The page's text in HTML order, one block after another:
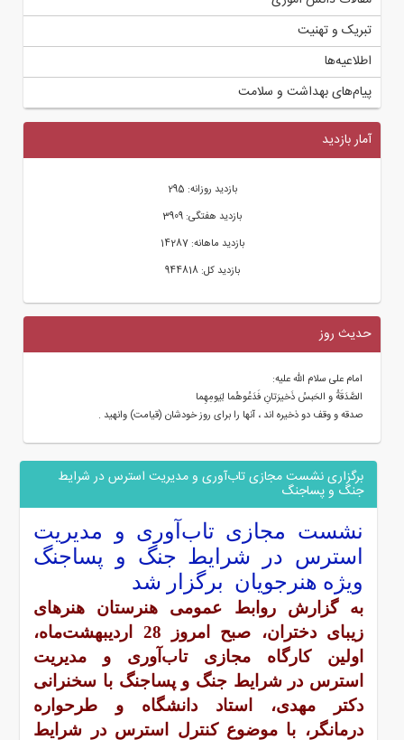
تبریک و تهنیت
اطلاعیه‌ها
پیام‌های بهداشت و سلامت
آمار بازدید
بازدید روزانه: 295
بازدید هفتگی: 3909
بازدید ماهانه: 14287
بازدید کل: 944818
حدیث روز
امام علی سلام الله علیه:
الصَّدَقَةُ و الحَبسُ ذَخیرَتانِ فَدَعُوهُما لِیَومِهِما
صدقه و وقف دو ذخیره اند ، آنها را براى روز خودشان (قیامت) وانهید .
برگزاری نشست مجازی تاب‌آوری و مدیریت استرس در شرایط
جنگ و پساجنگ
نشست مجازی تاب‌آوری و مدیریت
استرس در شرایط جنگ و پساجنگ
ویژه هنرجویان برگزار شد
به گزارش روابط عمومی هنرستان هنرهای
زیبای دختران، صبح امروز 28 اردیبهشت‌ماه،
اولین کارگاه مجازی تاب‌آوری و مدیریت
استرس در شرایط جنگ و پساجنگ با سخنرانی
دکتر مهدی، استاد دانشگاه و طرحواره
درمانگر، با موضوع کنترل استرس در شرایط